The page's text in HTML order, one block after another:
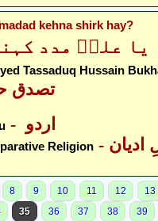
kehna shirk hay?
یا علیؑ مدد
Tassaduq Hussain
تصدق
Religion ادیان
8 9 10 11 12
13
35 36 37 38
39